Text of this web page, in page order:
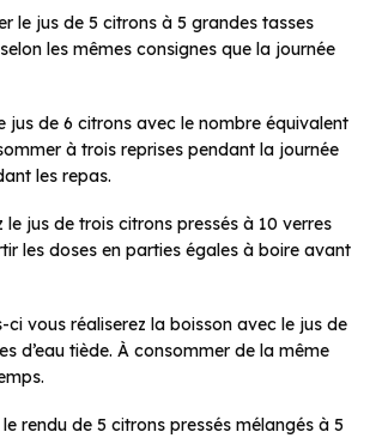
le jus de 5 citrons à 5 grandes tasses
les mêmes consignes que la journée
jus de 6 citrons avec le nombre équivalent
à trois reprises pendant la journée
les repas.
le jus de trois citrons pressés à 10 verres
les doses en parties égales à boire avant
ci vous réaliserez la boisson avec le jus de
d’eau tiède. À consommer de la même
rendu de 5 citrons pressés mélangés à 5